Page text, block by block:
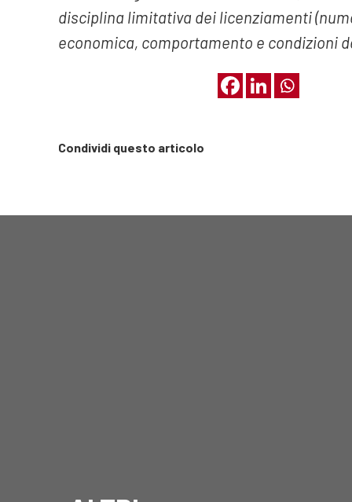
disciplina limitativa dei licenziamenti
economica, comportamento e condizioni
Condividi questo articolo